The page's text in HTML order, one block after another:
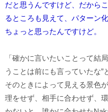
だと思うんですけど、だから
るところも見えて、パターン
ちょっと思ったんですけど。
「確かに言いたいことって結
うことは前にも言っていたな
そのときによって見える景色
理をせず、相手に合わせず、